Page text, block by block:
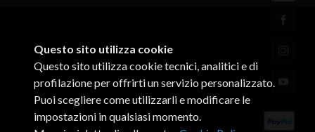
Questo sito utilizza cookie
Questo sito utilizza cookie tecnici, analitici e di
profilazione per offrirti un servizio personalizzato.
Puoi scegliere come utilizzarli e modificare le
impostazioni in qualsiasi momento.